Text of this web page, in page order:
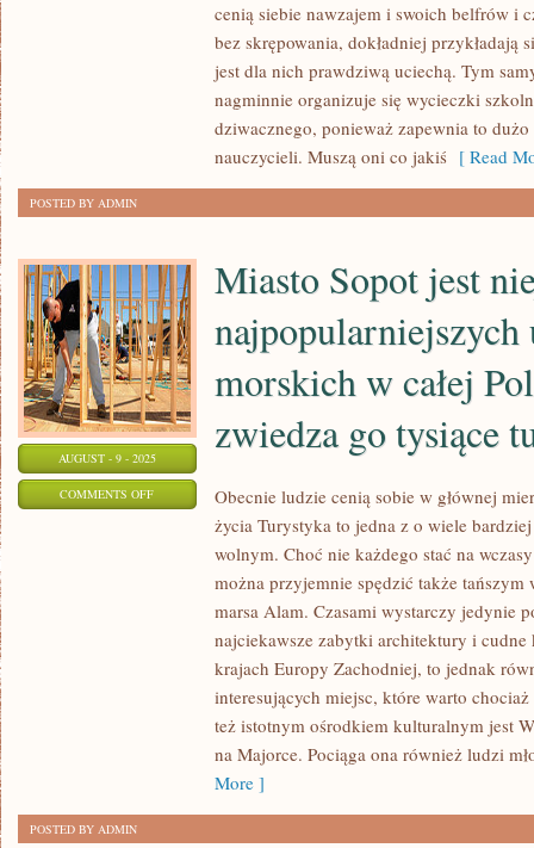
NIE
TYM
NIC
EKSCENTRYCZNEGO,
KAŻDY
CHCE
ODPOCZĄĆ
cenią siebie nawzajem i swoich belfrów i
bez skrępowania, dokładniej przykładają
jest dla nich prawdziwą uciechą. Tym
nagminnie organizuje się wycieczki
dziwacznego, ponieważ zapewnia to
nauczycieli. Muszą oni co jakiś [ Read
POSTED BY ADMIN
AUGUST - 9 - 2025
COMMENTS OFFON
NAJPOPULARNIEJSZYCH
UZDROWISK
MORSKICH
Miasto Sopot jest
morskich w całej
zwiedza go tysiące
Obecnie ludzie cenią sobie w głównej
życia Turystyka to jedna z o wiele
wolnym. Choć nie każdego stać na
można przyjemnie spędzić także
marsa Alam. Czasami wystarczy jedynie
najciekawsze zabytki architektury i
krajach Europy Zachodniej, to jednak
interesujących miejsc, które warto
też istotnym ośrodkiem kulturalnym jest
na Majorce. Pociąga ona również ludzi
More ]
POSTED BY ADMIN